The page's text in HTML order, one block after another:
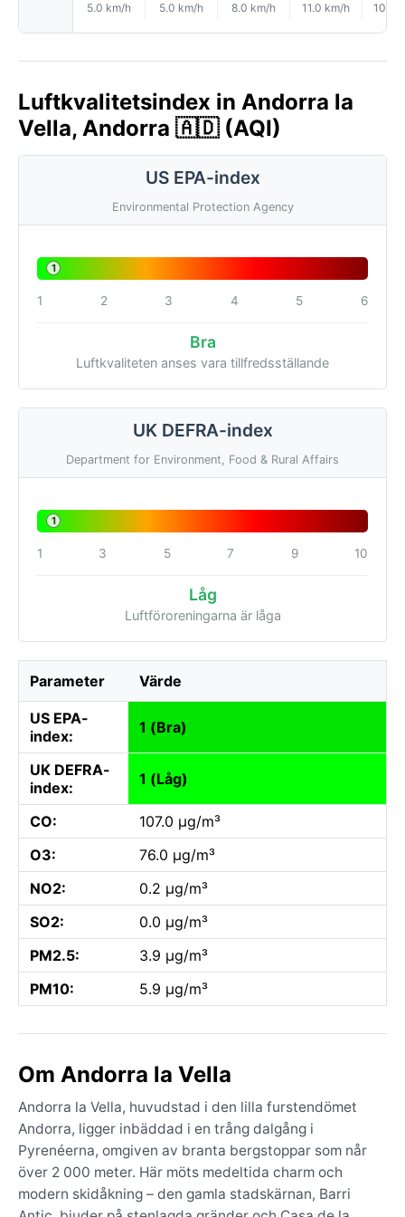
5.0 km/h 5.0 km/h 8.0 km/h 11.0 km/h 10.0
Luftkvalitetsindex in Andorra la
Vella, Andorra 🇦🇩 (AQI)
US EPA-index
Environmental Protection Agency
1
1 2 3 4 5 6
Bra
Luftkvaliteten anses vara tillfredsställande
UK DEFRA-index
Department for Environment, Food & Rural Affairs
1
1 3 5 7 9 10
Låg
Luftföroreningarna är låga
Parameter Värde
US EPA-
index:
1 (Bra)
UK DEFRA-
index:
1 (Låg)
CO:
107.0 µg/m³
O3:
76.0 µg/m³
NO2:
0.2 µg/m³
SO2:
0.0 µg/m³
PM2.5:
3.9 µg/m³
PM10:
5.9 µg/m³
Om Andorra la Vella
Andorra la Vella, huvudstad i den lilla furstendömet
Andorra, ligger inbäddad i en trång dalgång i
Pyrenéerna, omgiven av branta bergstoppar som når
över 2 000 meter. Här möts medeltida charm och
modern skidåkning – den gamla stadskärnan, Barri